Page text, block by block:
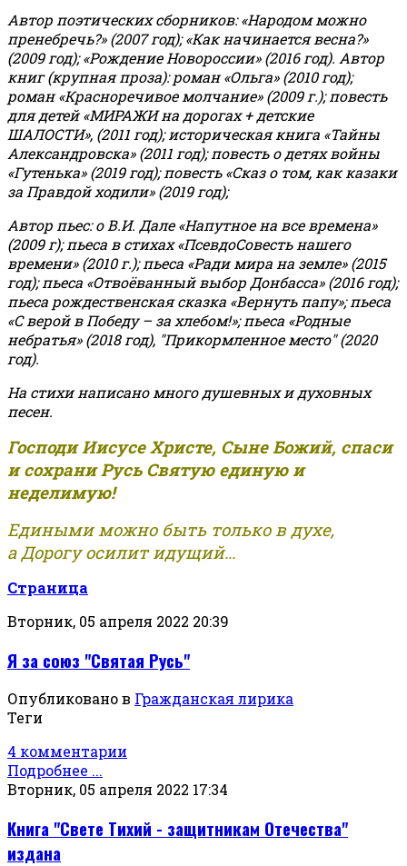
Автор поэтических сборников: «Народом можно
пренебречь?» (2007 год); «Как начинается весна?»
(2009 год); «Рождение Новороссии» (2016 год). Автор
книг (крупная проза): роман «Ольга» (2010 год);
роман «Красноречивое молчание» (2009 г.); повесть
для детей «МИРАЖИ на дорогах + детские
ШАЛОСТИ», (2011 год); историческая книга «Тайны
Александровска» (2011 год); повесть о детях войны
«Гутенька» (2019 год); повесть «Сказ о том, как казаки
за Правдой ходили» (2019 год);
Автор пьес: о В.И. Дале «Напутное на все времена»
(2009 г); пьеса в стихах «ПсевдоСовесть нашего
времени» (2010 г.); пьеса «Ради мира на земле» (2015
год); пьеса «Отвоёванный выбор Донбасса» (2016 год);
пьеса рождественская сказка «Вернуть папу»; пьеса
«С верой в Победу – за хлебом!»;пьеса «Родные
небратья» (2018 год), "Прикормленное место" (2020
год).
На стихи написано много душевных и духовных
песен.
Господи Иисусе Христе, Сыне Божий, спаси
и сохрани Русь Святую единую и
неделимую!
Едиными можно быть только в духе,
а Дорогу осилит идущий...
Страница
Вторник, 05 апреля 2022 20:39
Я за союз "Святая Русь"
Опубликовано в Гражданская лирика
Теги
4 комментарии
Подробнее ...
Вторник, 05 апреля 2022 17:34
Книга "Свете Тихий - защитникам Отечества"
издана